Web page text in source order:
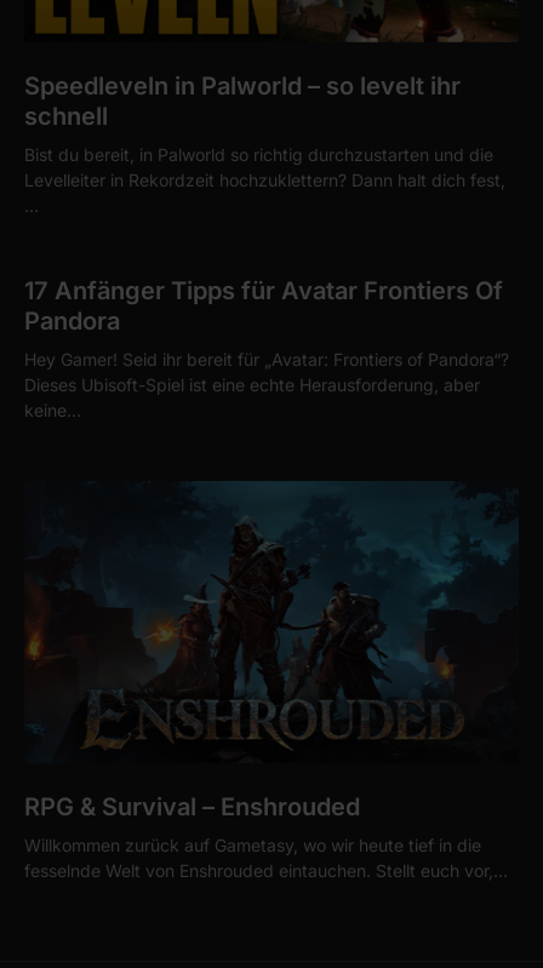
Speedleveln in Palworld – so levelt ihr
schnell
Bist du bereit, in Palworld so richtig durchzustarten und die
Levelleiter in Rekordzeit hochzuklettern? Dann halt dich fest,
…
17 Anfänger Tipps für Avatar Frontiers Of
Pandora
Hey Gamer! Seid ihr bereit für „Avatar: Frontiers of Pandora“?
Dieses Ubisoft-Spiel ist eine echte Herausforderung, aber
keine…
RPG & Survival – Enshrouded
Willkommen zurück auf Gametasy, wo wir heute tief in die
fesselnde Welt von Enshrouded eintauchen. Stellt euch vor,…